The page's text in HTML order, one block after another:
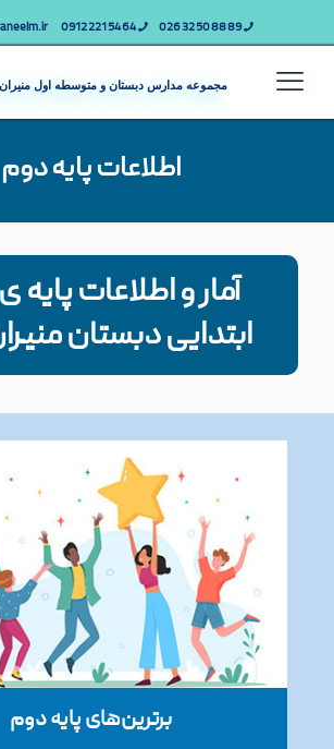
89 88 50 32 026
64 54 221 0912
مجموعه مدارس دبستان و متوسطه اول
اطلاعات پایه دوم
آمار و اطلاعات
ابتدایی دبستان
برترین‌های پایه دوم